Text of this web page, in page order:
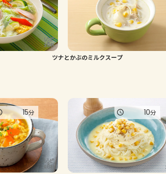
ツナとかぶのミルクスープ
15分 10分